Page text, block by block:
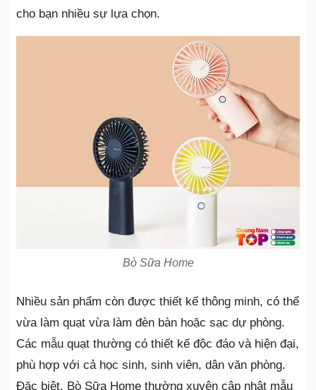
cho bạn nhiều sự lựa chọn.
Bò Sữa Home
Nhiều sản phẩm còn được thiết kế thông minh, có thể
vừa làm quạt vừa làm đèn bàn hoặc sạc dự phòng.
Các mẫu quạt thường có thiết kế độc đáo và hiện đại,
phù hợp với cả học sinh, sinh viên, dân văn phòng.
Đặc biệt, Bò Sữa Home thường xuyên cập nhật mẫu